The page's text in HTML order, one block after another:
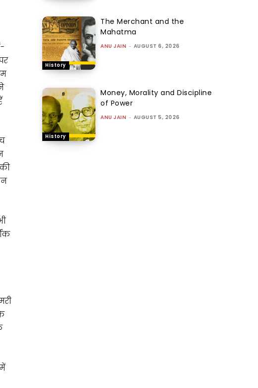
History
The Merchant and the
Mahatma
ANU JAIN - AUGUST 6, 2026
History
Money, Morality and Discipline
of Power
ANU JAIN - AUGUST 5, 2026